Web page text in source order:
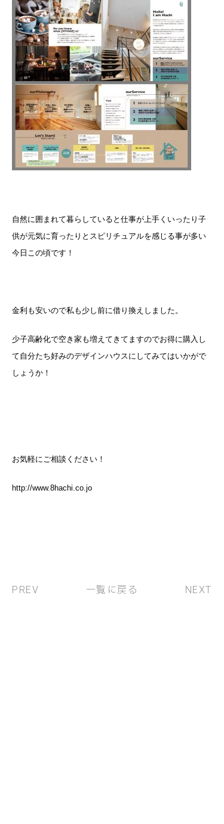
自然に囲まれて暮らしていると仕事が上手くいったり子
供が元気に育ったりとスピリチュアルを感じる事が多い
今日この頃です！
金利も安いので私も少し前に借り換えしました。
少子高齢化で空き家も増えてきてますのでお得に購入し
て自分たち好みのデザインハウスにしてみてはいかがで
しょうか！
お気軽にご相談ください！
http://www.8hachi.co.jo
PREV 一覧に戻る NEXT